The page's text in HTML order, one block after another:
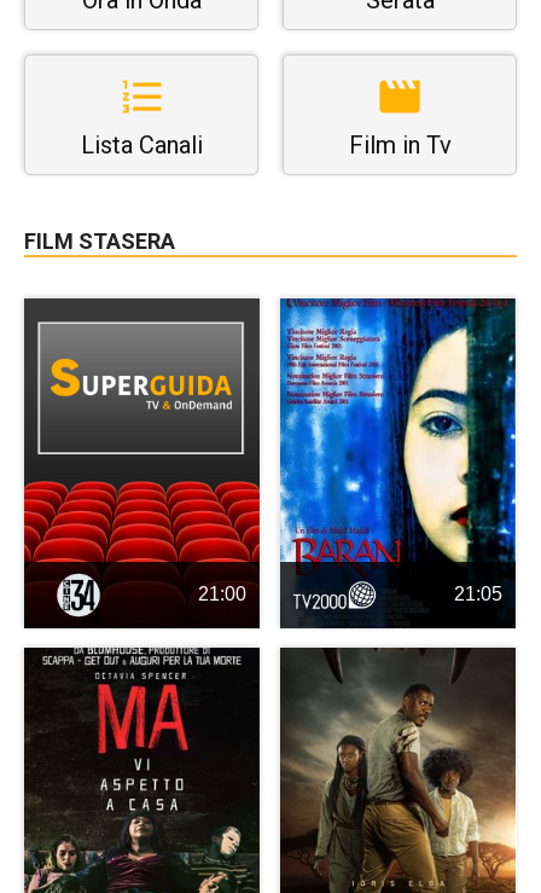
Lista Canali Film in Tv
FILM STASERA
21:00 21:05